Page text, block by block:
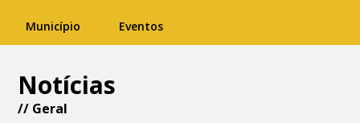
Município Eventos
Notícias
// Geral